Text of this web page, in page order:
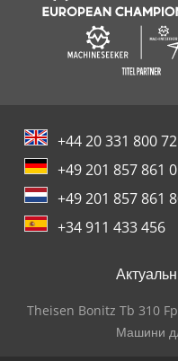
+44 20 331 800 72
+49 201 857 861 0
+49 201 857 861
+34 911 433 456
Theisen Bonitz Tb 310 Fp
Машини